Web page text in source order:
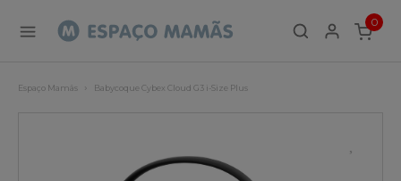
0
ITEMS
Espaço Mamãs Babycoque Cybex Cloud G3 i-Size Plus